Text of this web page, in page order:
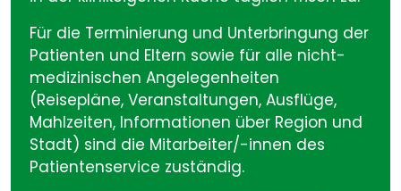
Für die Terminierung und Unterbringung der
Patienten und Eltern sowie für alle nicht-
medizinischen Angelegenheiten
(Reisepläne, Veranstaltungen, Ausflüge,
Mahlzeiten, Informationen über Region und
Stadt) sind die Mitarbeiter/-innen des
Patientenservice zuständig.